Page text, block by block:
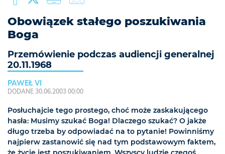
Obowiązek stałego poszukiwania
Boga
Przemówienie podczas audiencji generalnej
20.11.1968
PAWEŁ VI
DODANE 30.06.2003 00:00
Posłuchajcie tego prostego, choć może zaskakującego
hasła: Musimy szukać Boga! Dlaczego szukać? O jakże
długo trzeba by odpowiadać na to pytanie! Powinniśmy
najpierw zastanowić się nad tym podstawowym faktem,